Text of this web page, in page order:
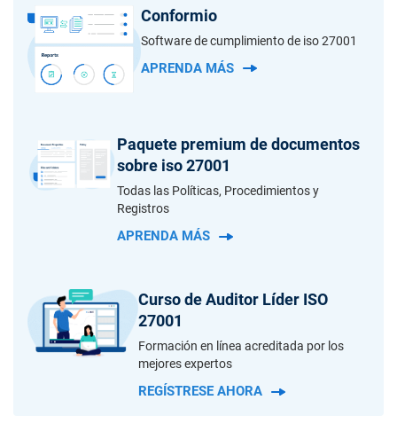
Conformio
Software de cumplimiento de iso 27001
APRENDA MÁS
Paquete premium de documentos
sobre iso 27001
Todas las Políticas, Procedimientos y
Registros
APRENDA MÁS
Curso de Auditor Líder ISO
27001
Formación en línea acreditada por los
mejores expertos
REGÍSTRESE AHORA